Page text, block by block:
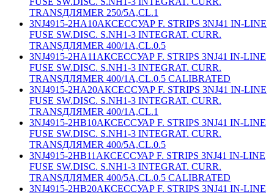
TRANSДЛЯMER 250/5A,CL.1
3NJ4915-2HA10АКСЕССУАР F. STRIPS 3NJ41 IN-LINE
FUSE SW.DISC. S.NH1-3 INTEGRAT. CURR.
TRANSДЛЯMER 400/1A,CL.0.5
3NJ4915-2HA11 АКСЕССУАР F. STRIPS 3NJ41 IN-LINE
FUSE SW.DISC. S.NH1-3 INTEGRAT. CURR.
TRANSДЛЯMER 400/1A,CL.0.5 CALIBRATED
3NJ4915-2HA20АКСЕССУАР F. STRIPS 3NJ41 IN-LINE
FUSE SW.DISC. S.NH1-3 INTEGRAT. CURR.
TRANSДЛЯMER 400/1A,CL.1
3NJ4915-2HB10АКСЕССУАР F. STRIPS 3NJ41 IN-LINE
FUSE SW.DISC. S.NH1-3 INTEGRAT. CURR.
TRANSДЛЯMER 400/5A,CL.0.5
3NJ4915-2HB11 АКСЕССУАР F. STRIPS 3NJ41 IN-LINE
FUSE SW.DISC. S.NH1-3 INTEGRAT. CURR.
TRANSДЛЯMER 400/5A,CL.0.5 CALIBRATED
3NJ4915-2HB20АКСЕССУАР F. STRIPS 3NJ41 IN-LINE